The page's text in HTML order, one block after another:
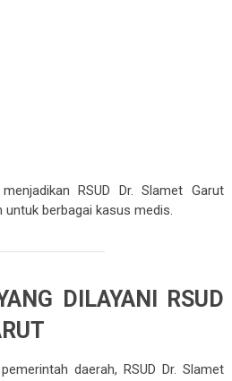
RSUD Dr. Slamet Garut
berbagai kasus medis.
DILAYANI RSUD
daerah, RSUD Dr. Slamet